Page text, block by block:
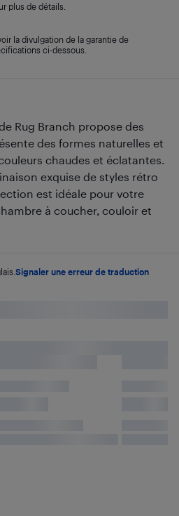
Rug Branch propose des
des formes naturelles et
chaudes et éclatantes.
exquise de styles rétro
est idéale pour votre
à coucher, couloir et
Signaler une erreur de traduction
plus de détails.
la divulgation de la garantie de
ci-dessous.